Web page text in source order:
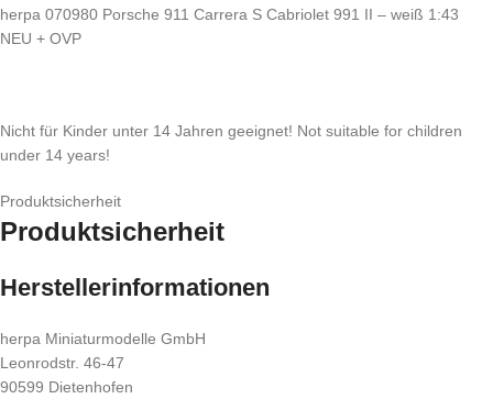
herpa 070980 Porsche 911 Carrera S Cabriolet 991 II – weiß 1:43
NEU + OVP
Nicht für Kinder unter 14 Jahren geeignet! Not suitable for children
under 14 years!
Produktsicherheit
Produktsicherheit
Herstellerinformationen
herpa Miniaturmodelle GmbH
Leonrodstr. 46-47
90599 Dietenhofen